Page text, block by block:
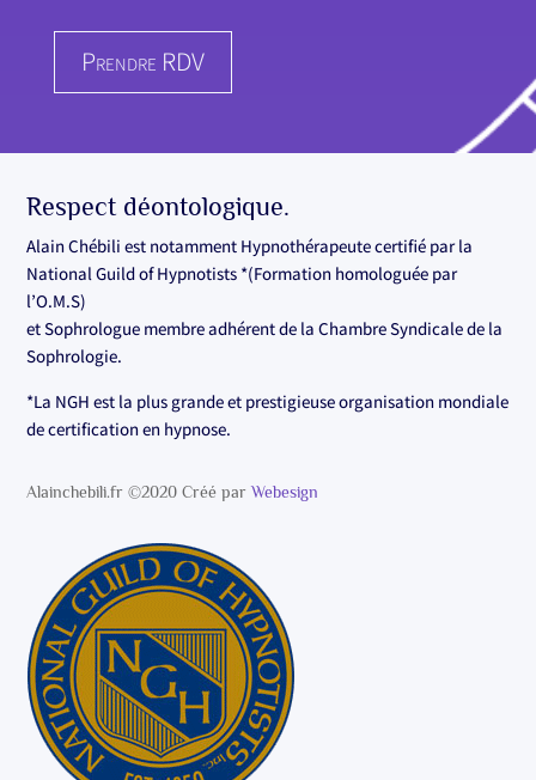
Prendre RDV
Respect déontologique.
Alain Chébili est notamment Hypnothérapeute certifié par la
National Guild of Hypnotists *(Formation homologuée par
l’O.M.S)
et Sophrologue membre adhérent de la Chambre Syndicale de la
Sophrologie.
*La NGH est la plus grande et prestigieuse organisation mondiale
de certification en hypnose.
Alainchebili.fr ©2020 Créé parWebesign